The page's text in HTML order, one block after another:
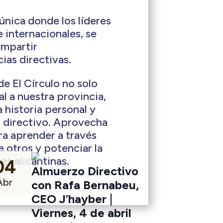
donde los líderes
internacionales, se
directivas.
El Círculo no solo
a nuestra provincia,
historia personal y
directivo. Aprovecha
aprender a través
otros y potenciar la
alicantinas.
Almuerzo Directivo
con Rafa Bernabeu,
CEO J’hayber |
Viernes, 4 de abril